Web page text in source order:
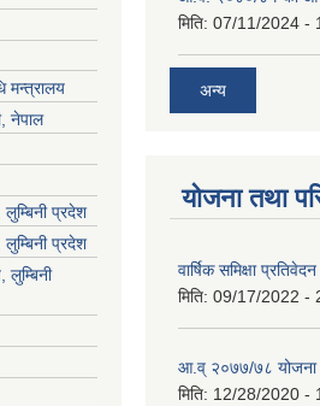
मन्त्रालय
नेपाल
प्रदेश
लुम्बिनी प्रदेश
लुम्बिनी
मिति: 07/11/2024 -
अन्य
योजना तथा
वार्षिक समिक्षा
मिति: 09/17/2022 -
आ.व् २०७७/७८ योजना
मिति: 12/28/2020 -